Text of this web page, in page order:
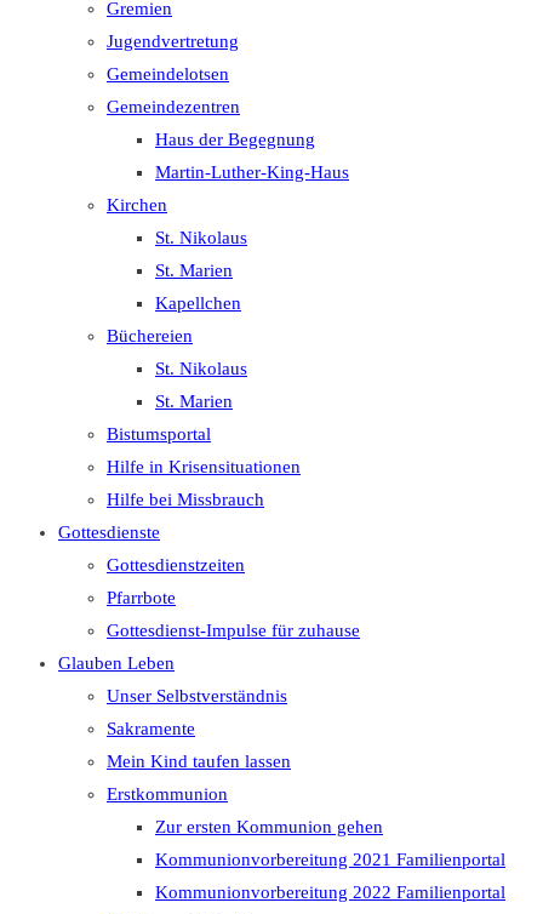
Gremien
Jugendvertretung
Gemeindelotsen
Gemeindezentren
Haus der Begegnung
Martin-Luther-King-Haus
Kirchen
St. Nikolaus
St. Marien
Kapellchen
Büchereien
St. Nikolaus
St. Marien
Bistumsportal
Hilfe in Krisensituationen
Hilfe bei Missbrauch
Gottesdienste
Gottesdienstzeiten
Pfarrbote
Gottesdienst-Impulse für zuhause
Glauben Leben
Unser Selbstverständnis
Sakramente
Mein Kind taufen lassen
Erstkommunion
Zur ersten Kommunion gehen
Kommunionvorbereitung 2021 Familienportal
Kommunionvorbereitung 2022 Familienportal